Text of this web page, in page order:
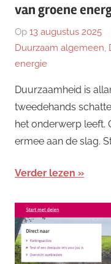
van groene
Op 13 augustus 2025
Duurzaam algemeen,
energie
Duurzaamheid is
tweedehands
het onderwerp leeft.
ermee aan de slag.
Verder lezen